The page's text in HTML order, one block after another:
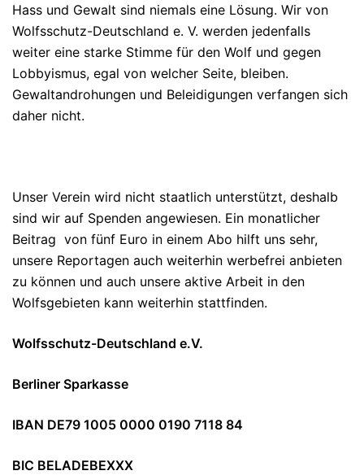
Hass und Gewalt sind niemals eine Lösung. Wir von
Wolfsschutz-Deutschland e. V. werden jedenfalls
weiter eine starke Stimme für den Wolf und gegen
Lobbyismus, egal von welcher Seite, bleiben.
Gewaltandrohungen und Beleidigungen verfangen sich
daher nicht.
Unser Verein wird nicht staatlich unterstützt, deshalb
sind wir auf Spenden angewiesen. Ein monatlicher
Beitrag von fünf Euro in einem Abo hilft uns sehr,
unsere Reportagen auch weiterhin werbefrei anbieten
zu können und auch unsere aktive Arbeit in den
Wolfsgebieten kann weiterhin stattfinden.
Wolfsschutz-Deutschland e.V.
Berliner Sparkasse
IBAN DE79 1005 0000 0190 7118 84
BIC BELADEBEXXX